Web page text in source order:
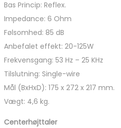
Bas Princip: Reflex.
Impedance: 6 Ohm
Følsomhed: 85 dB
Anbefalet effekt: 20-125W
Frekvensgang: 53 Hz – 25 KHz
Tilslutning: Single-wire
Mål (BxHxD): 175 x 272 x 217 mm.
Vægt: 4,6 kg.
Centerhøjttaler